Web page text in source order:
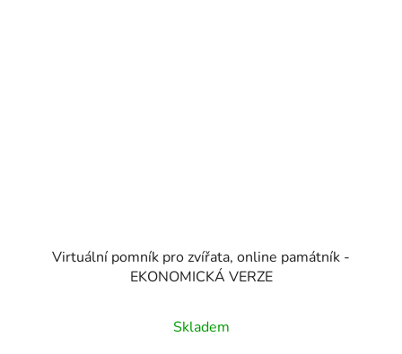
Virtuální pomník pro zvířata, online památník -
EKONOMICKÁ VERZE
Skladem